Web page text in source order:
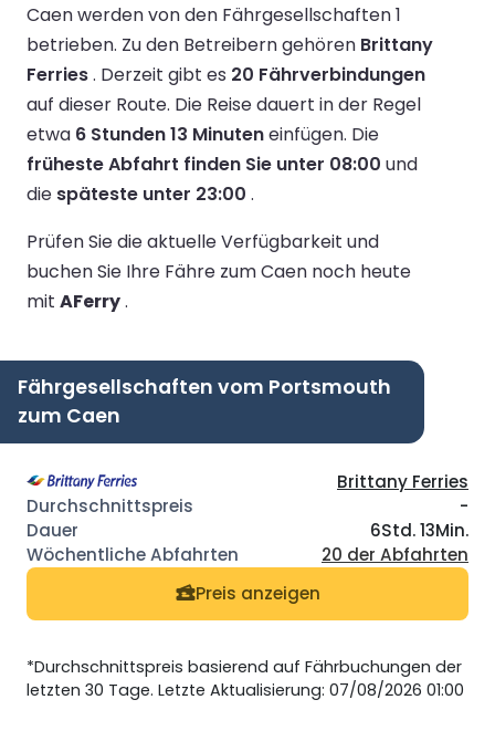
Caen werden von den Fährgesellschaften 1
betrieben. Zu den Betreibern gehören Brittany
Ferries. Derzeit gibt es 20 Fährverbindungen
auf dieser Route. Die Reise dauert in der Regel
etwa 6 Stunden 13 Minuteneinfügen. Die
früheste Abfahrt finden Sie unter 08:00 und
die späteste unter 23:00 .
Prüfen Sie die aktuelle Verfügbarkeit und
buchen Sie Ihre Fähre zum Caen noch heute
mit AFerry.
Fährgesellschaften vom Portsmouth
zum Caen
Brittany Ferries
-
6Std. 13Min.
20 der Abfahrten
Preis anzeigen
*Durchschnittspreis basierend auf Fährbuchungen der
letzten 30 Tage. Letzte Aktualisierung: 07/08/2026 01:00